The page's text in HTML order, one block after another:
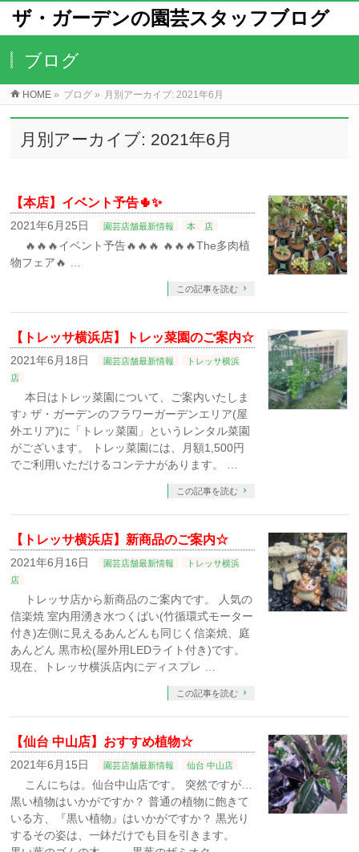
ザ・ガーデンの園芸スタッフブログ
ブログ
HOME » ブログ » 月別アーカイブ: 2021年6月
月別アーカイブ: 2021年6月
【本店】イベント予告🌵✨
2021年6月25日 園芸店舗最新情報 本 店
🔥🔥🔥イベント予告🔥🔥🔥⁡ 🔥🔥🔥The多肉植
物フェア🔥 …
この記事を読む
【トレッサ横浜店】トレッ菜園のご案内☆
2021年6月18日 園芸店舗最新情報
トレッサ横浜
店
本日はトレッ菜園について、ご案内いたしま
す♪ ザ・ガーデンのフラワーガーデンエリア(屋
外エリア)に「トレッ菜園」というレンタル菜園
がございます。 トレッ菜園には、月額1,500円
でご利用いただけるコンテナがあります。 …
この記事を読む
【トレッサ横浜店】新商品のご案内☆
2021年6月16日 園芸店舗最新情報
トレッサ横浜
店
トレッサ店から新商品のご案内です。 人気の
信楽焼 室内用湧き水つくばい(竹循環式モーター
付き)左側に見えるあんどんも同じく信楽焼、庭
あんどん 黒市松(屋外用LEDライト付き)です。
現在、トレッサ横浜店内にディスプレ …
この記事を読む
【仙台 中山店】おすすめ植物☆
2021年6月15日 園芸店舗最新情報 仙台 中山店
こんにちは。仙台中山店です。 突然ですが…
黒い植物はいかがですか？ 普通の植物に飽きて
いる方、『黒い植物』はいかがですか？ 黒光り
するその姿は、一鉢だけでも目を引きます。